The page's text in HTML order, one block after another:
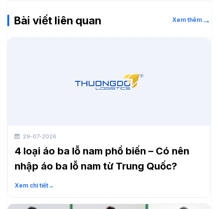
Bài viết liên quan Xem thêm →
29-07-2026
4 loại áo ba lỗ nam phổ biến – Có nên
nhập áo ba lỗ nam từ Trung Quốc?
Xem chi tiết→